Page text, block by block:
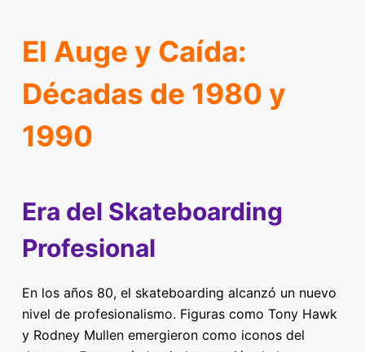
El Auge y Caída:
Décadas de 1980 y
1990
Era del Skateboarding
Profesional
En los años 80, el skateboarding alcanzó un nuevo
nivel de profesionalismo. Figuras como Tony Hawk
y Rodney Mullen emergieron como iconos del